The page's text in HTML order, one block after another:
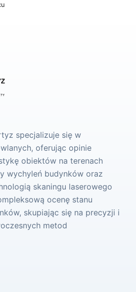
specjalizuje się w
oferując opinie
obiektów na terenach
wychyleń budynków oraz
skaningu laserowego
ocenę stanu
skupiając się na precyzji i
metod